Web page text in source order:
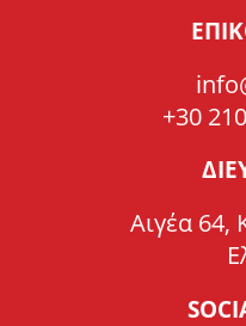
+30
Αιγέα 64,